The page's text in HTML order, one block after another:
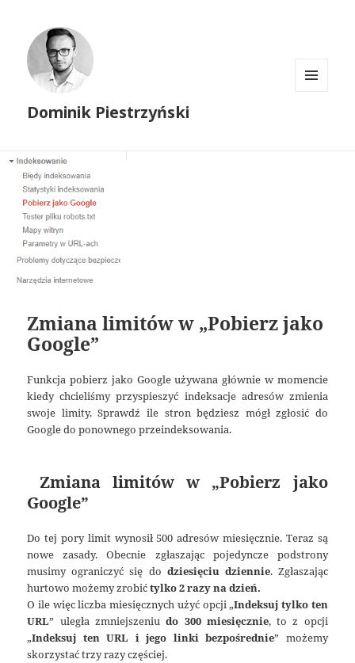
Dominik Piestrzyński
Zmiana limitów w „Pobierz jako
Google”
Funkcja pobierz jako Google używana głównie w momencie
kiedy chcieliśmy przyspieszyć indeksacje adresów zmienia
swoje limity. Sprawdź ile stron będziesz mógł zgłosić do
Google do ponownego przeindeksowania.
Zmiana limitów w „Pobierz jako
Google”
Do tej pory limit wynosił 500 adresów miesięcznie. Teraz są
nowe zasady. Obecnie zgłaszając pojedyncze podstrony
musimy ograniczyć się do dziesięciu dziennie. Zgłaszając
hurtowo możemy zrobićtylko 2 razy na dzień.
O ile więc liczba miesięcznych użyć opcji „Indeksuj tylko ten
URL” uległa zmniejszeniudo 300 miesięcznie, to z opcji
„Indeksuj ten URL i jego linki bezpośrednie” możemy
skorzystać trzy razy częściej.